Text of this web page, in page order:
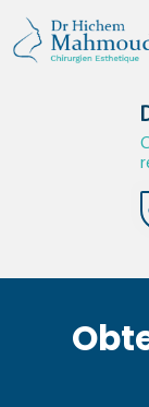
content